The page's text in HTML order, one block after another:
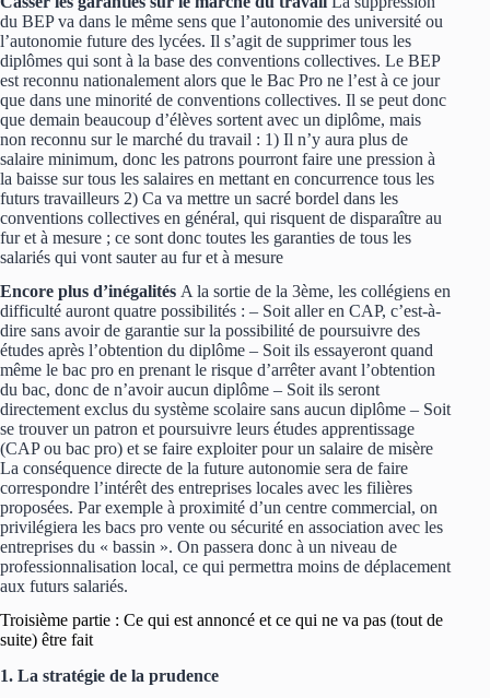
du BEP va dans le même sens que l’autonomie des université ou
l’autonomie future des lycées. Il s’agit de supprimer tous les
diplômes qui sont à la base des conventions collectives. Le BEP
est reconnu nationalement alors que le Bac Pro ne l’est à ce jour
que dans une minorité de conventions collectives. Il se peut donc
que demain beaucoup d’élèves sortent avec un diplôme, mais
non reconnu sur le marché du travail : 1) Il n’y aura plus de
salaire minimum, donc les patrons pourront faire une pression à
la baisse sur tous les salaires en mettant en concurrence tous les
futurs travailleurs 2) Ca va mettre un sacré bordel dans les
conventions collectives en général, qui risquent de disparaître au
fur et à mesure ; ce sont donc toutes les garanties de tous les
salariés qui vont sauter au fur et à mesure
Encore plus d’inégalités A la sortie de la 3ème, les collégiens en
difficulté auront quatre possibilités : – Soit aller en CAP, c’est-à-
dire sans avoir de garantie sur la possibilité de poursuivre des
études après l’obtention du diplôme – Soit ils essayeront quand
même le bac pro en prenant le risque d’arrêter avant l’obtention
du bac, donc de n’avoir aucun diplôme – Soit ils seront
directement exclus du système scolaire sans aucun diplôme – Soit
se trouver un patron et poursuivre leurs études apprentissage
(CAP ou bac pro) et se faire exploiter pour un salaire de misère
La conséquence directe de la future autonomie sera de faire
correspondre l’intérêt des entreprises locales avec les filières
proposées. Par exemple à proximité d’un centre commercial, on
privilégiera les bacs pro vente ou sécurité en association avec les
entreprises du « bassin ». On passera donc à un niveau de
professionnalisation local, ce qui permettra moins de déplacement
aux futurs salariés.
Troisième partie : Ce qui est annoncé et ce qui ne va pas (tout de
suite) être fait
1. La stratégie de la prudence